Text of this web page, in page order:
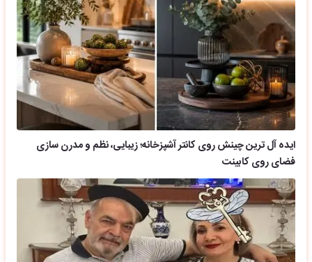
ایده آل ترین چینش روی کانتر آشپزخانه؛ زیبایی، نظم و مدرن سازی
فضای روی کابینت